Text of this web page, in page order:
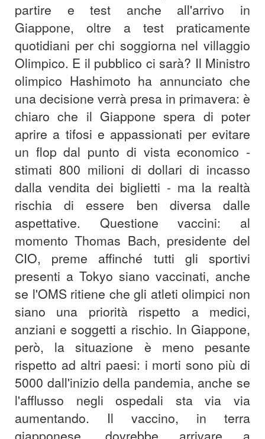
partire e test anche all'arrivo in
Giappone, oltre a test praticamente
quotidiani per chi soggiorna nel villaggio
Olimpico. E il pubblico ci sarà? Il Ministro
olimpico Hashimoto ha annunciato che
una decisione verrà presa in primavera: è
chiaro che il Giappone spera di poter
aprire a tifosi e appassionati per evitare
un flop dal punto di vista economico -
stimati 800 milioni di dollari di incasso
dalla vendita dei biglietti - ma la realtà
rischia di essere ben diversa dalle
aspettative. Questione vaccini: al
momento Thomas Bach, presidente del
CIO, preme affinché tutti gli sportivi
presenti a Tokyo siano vaccinati, anche
se l'OMS ritiene che gli atleti olimpici non
siano una priorità rispetto a medici,
anziani e soggetti a rischio. In Giappone,
però, la situazione è meno pesante
rispetto ad altri paesi: i morti sono più di
5000 dall'inizio della pandemia, anche se
l'afflusso negli ospedali sta via via
aumentando. Il vaccino, in terra
giapponese, dovrebbe arrivare a